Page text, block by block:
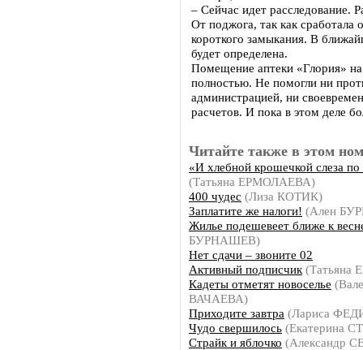
– Сейчас идет расследование.
От поджога, так как сработала
короткого замыкания. В
будет определена.
Помещение аптеки «Глория»
полностью. Не помогли ни
администрацией, ни
расчетов. И пока в этом деле
Читайте также в этом
«И хлебной крошечкой слеза
(Татьяна ЕРМОЛАЕВА)
400 чудес (Лиза КОТИК)
Заплатите же налоги! (Ален
Жилье подешевеет ближе к
БУРНАШЕВ)
Нет сдачи – звоните 02
Активный подписчик
Кадеты отметят новоселье
ВАЧАЕВА)
Приходите завтра (Лариса
Чудо свершилось (Екатерина
Страйк и яблочко (Александр